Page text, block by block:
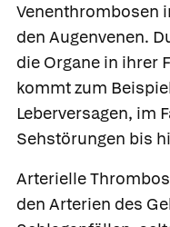
Venenthrombosen
den Augenvenen.
die Organe in ihrer
kommt zum
Leberversagen, im
Sehstörungen bis
Arterielle
den Arterien des